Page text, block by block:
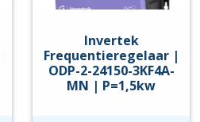
Invertek
Frequentieregelaar |
ODP-2-24150-3KF4A-
MN | P=1,5kw